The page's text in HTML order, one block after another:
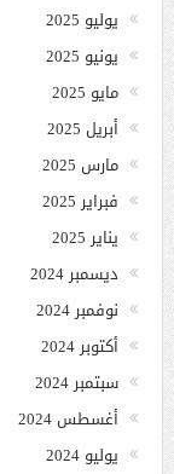
يوليو 2025
يونيو 2025
مايو 2025
أبريل 2025
مارس 2025
فبراير 2025
يناير 2025
ديسمبر 2024
نوفمبر 2024
أكتوبر 2024
سبتمبر 2024
أغسطس 2024
يوليو 2024